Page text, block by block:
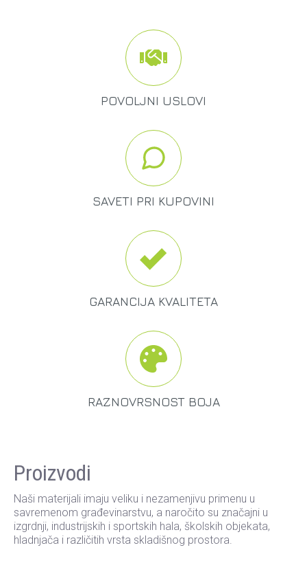
POVOLJNI USLOVI
SAVETI PRI KUPOVINI
GARANCIJA KVALITETA
RAZNOVRSNOST BOJA
Proizvodi
Naši materijali imaju veliku i nezamenjivu primenu u
savremenom građevinarstvu, a naročito su značajni u
izgrdnji, industrijskih i sportskih hala, školskih objekata,
hladnjača i različitih vrsta skladišnog prostora.